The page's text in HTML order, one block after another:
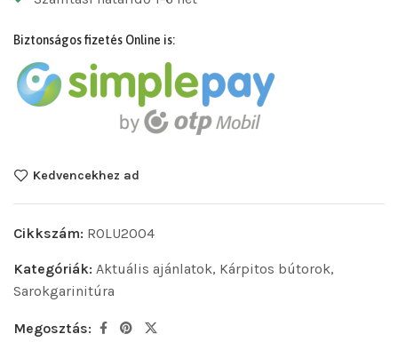
Biztonságos fizetés Online is:
Kedvencekhez ad
Cikkszám: ROLU2004
Kategóriák: Aktuális ajánlatok, Kárpitos bútorok,
Sarokgarinitúra
Megosztás: